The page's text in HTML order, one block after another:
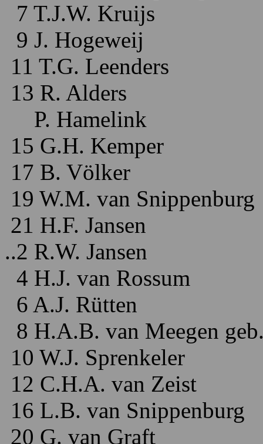
7 T.J.W. Kruijs
9 J. Hogeweij
11 T.G. Leenders
13 R. Alders
P. Hamelink
15 G.H. Kemper
17 B. Völker
19 W.M. van Snippenburg
21 H.F. Jansen
..2 R.W. Jansen
4 H.J. van Rossum
6 A.J. Rütten
8 H.A.B. van Meegen
10 W.J. Sprenkeler
12 C.H.A. van Zeist
16 L.B. van Snippenburg
20 G. van Graft